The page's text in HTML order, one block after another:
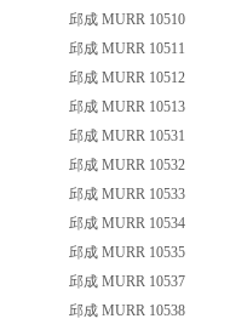
邱成 MURR 10510
邱成 MURR 10511
邱成 MURR 10512
邱成 MURR 10513
邱成 MURR 10531
邱成 MURR 10532
邱成 MURR 10533
邱成 MURR 10534
邱成 MURR 10535
邱成 MURR 10537
邱成 MURR 10538